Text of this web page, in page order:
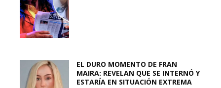
EL DURO MOMENTO DE FRAN
MAIRA: REVELAN QUE SE INTERNÓ Y
ESTARÍA EN SITUACIÓN EXTREMA